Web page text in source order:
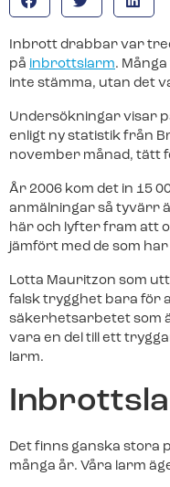
installation
Franchise
Bli en del av
Inbrott drabbar var
på inbrottslarm.
inte stämma, utan det
Undersökningar visar
enligt ny statistik från
november månad, tätt
År 2006 kom det in 15
anmälningar så tyvärr
här och lyfter fram att
jämfört med de som
Lotta Mauritzon som
falsk trygghet bara för
säkerhetsarbetet som
vara en del till ett
larm.
Det finns ganska stora
många år. Våra larm